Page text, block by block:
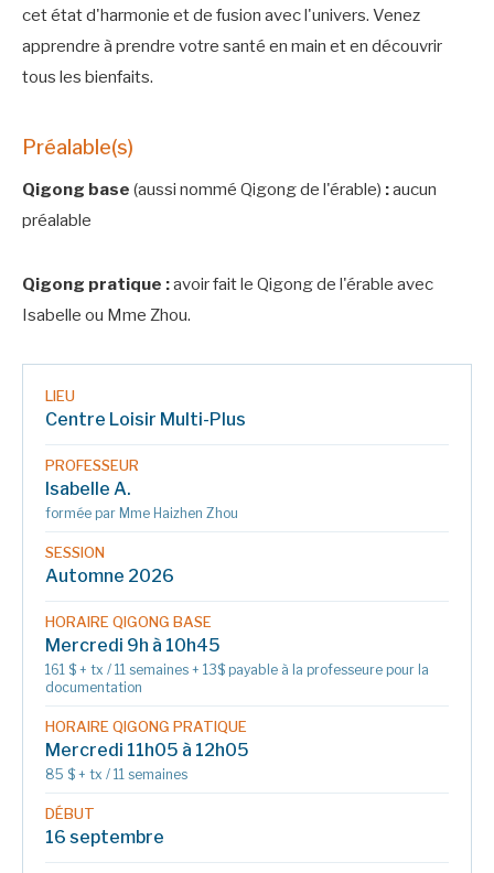
cet état d'harmonie et de fusion avec l'univers. Venez
apprendre à prendre votre santé en main et en découvrir
tous les bienfaits.
Préalable(s)
Qigong base (aussi nommé Qigong de l'érable) :aucun
préalable
Qigong pratique :avoir fait le Qigong de l'érable avec
Isabelle ou Mme Zhou.
LIEU
Centre Loisir Multi-Plus
PROFESSEUR
Isabelle A.
formée par Mme Haizhen Zhou
SESSION
Automne 2026
HORAIRE QIGONG BASE
Mercredi 9h à 10h45
161 $ + tx / 11 semaines + 13$ payable à la professeure pour la
documentation
HORAIRE QIGONG PRATIQUE
Mercredi 11h05 à 12h05
85 $ + tx / 11 semaines
DÉBUT
16 septembre